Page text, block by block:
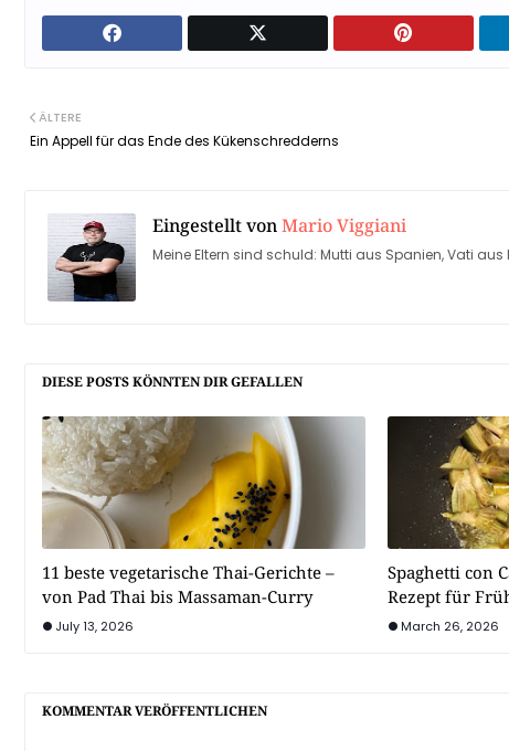
ÄLTERE
Ein Appell für das Ende des Kükenschredderns
Eingestellt vonMario Viggiani
Meine Eltern sind schuld: Mutti aus Spanien, Vati
DIESE POSTS KÖNNTEN DIR GEFALLEN
11 beste vegetarische Thai-Gerichte –
von Pad Thai bis Massaman-Curry
July 13, 2026
Spaghetti con
Rezept für
March 26, 2026
KOMMENTAR VERÖFFENTLICHEN